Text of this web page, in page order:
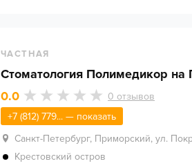
ЧАСТНАЯ
Стоматология Полимедикор
0.0
0 отзывов
+7 (812) 779... — показать
Санкт-Петербург, Приморский, ул.
Крестовский остров